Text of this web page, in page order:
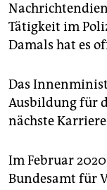
Tätigkeit im
Damals hat es
Das
Ausbildung für
nächste
Im Februar
Bundesamt für